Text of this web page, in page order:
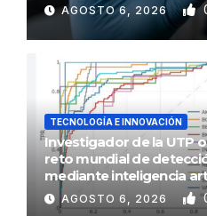
AGOSTO 6, 2026
TECNOLOGÍA E INNOVACIÓN
Investigador de la UTP
reto mundial de
mediante inteligencia
AGOSTO 6, 2026